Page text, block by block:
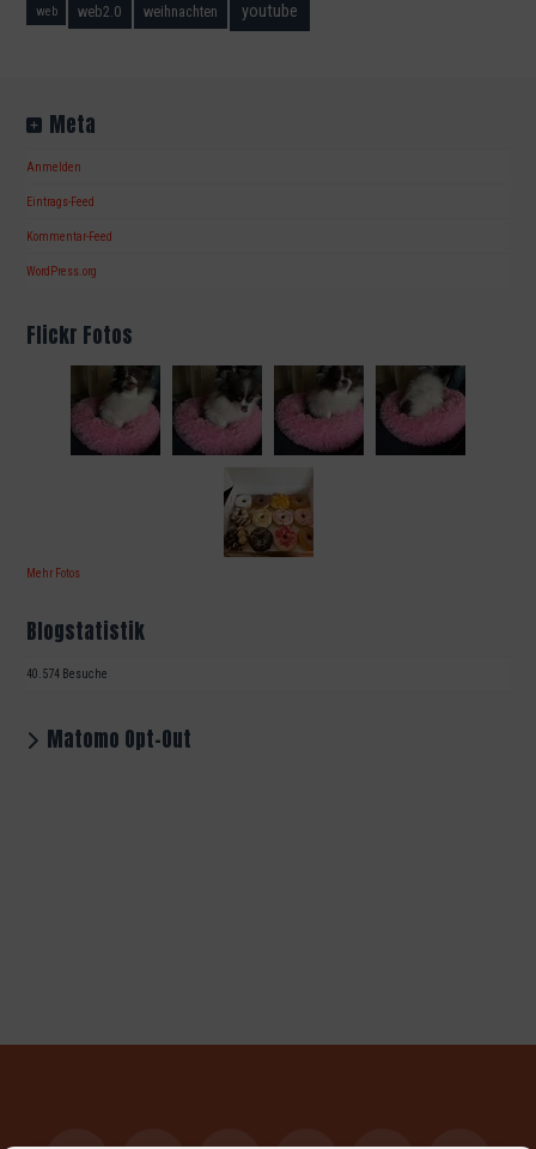
web web2.0 weihnachten youtube
Meta
Anmelden
Eintrags-Feed
Kommentar-Feed
WordPress.org
Flickr Fotos
Mehr Fotos
Blogstatistik
40.574 Besuche
Matomo Opt-Out